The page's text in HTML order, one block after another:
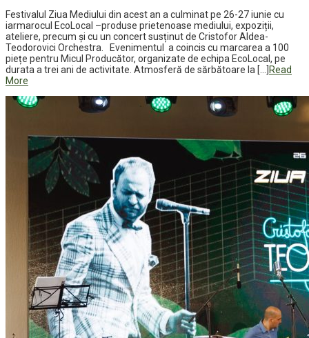
Festivalul Ziua Mediului din acest an a culminat pe 26-27 iunie cu
iarmarocul EcoLocal –produse prietenoase mediului, expoziții,
ateliere, precum și cu un concert susținut de Cristofor Aldea-
Teodorovici Orchestra. Evenimentul a coincis cu marcarea a 100
piețe pentru Micul Producător, organizate de echipa EcoLocal, pe
durata a trei ani de activitate. Atmosferă de sărbătoare la […]Read
More